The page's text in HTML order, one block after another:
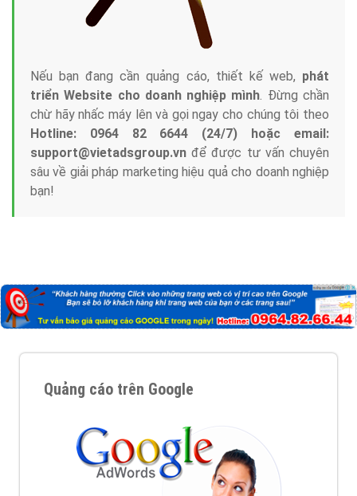
Công ty Việt Ads thành lập từ năm 2013
với bề dày kinh nghiệm sẽ tư vấn xây dựng và phát
triển thương hiệu của doanh nghiệp bạn với mức chi
phí mà bạn có thể đầu tư cho marketing online. Đội
ngũ kỹ thuật quảng cáo trực tuyến, SEO, lập trình
Web chuyên sâu trong nghề, được đào tạo bài bản tại
trung tâm marketing online uy tín hàng năm, luôn đem
đến cho khách hàng sản phẩm/ dịch vụ chất
lượng.
Nếu bạn đang cần quảng cáo, thiết kế web,
triển Website cho doanh nghiệp mình
. Đừng chần
chừ hãy nhấc máy lên và gọi ngay cho chúng tôi theo
Hotline: 0964 82 6644 (24/7) hoặc email: